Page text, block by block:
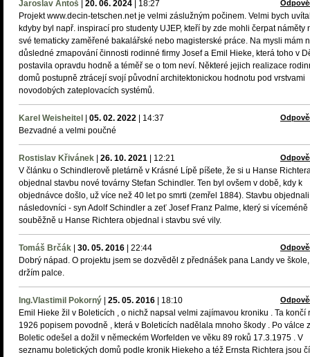
Jaroslav Antoš 20. 06. 2024 18:27
Projekt www.decin-tetschen.net je velmi záslužným počinem. Velmi bych
kdyby byl např. inspirací pro studenty UJEP, kteří by zde mohli čerpat náměty
své tematicky zaměřené bakalářské nebo magisterské práce. Na mysli mám
důsledné zmapování činnosti rodinné firmy Josef a Emil Hieke, která toho v
postavila opravdu hodně a téměř se o tom neví. Některé jejich realizace
domů postupně ztrácejí svojí původní architektonickou hodnotu pod vrstvami
novodobých zateplovacích systémů.
Karel Weisheitel 05. 02. 2022 14:37
Bezvadné a velmi poučné
Rostislav Křivánek 26. 10. 2021 12:21
V článku o Schindlerově pletárně v Krásné Lípě píšete, že si u Hanse
objednal stavbu nové továrny Stefan Schindler. Ten byl ovšem v době, kdy k
objednávce došlo, už více než 40 let po smrti (zemřel 1884). Stavbu
následovníci - syn Adolf Schindler a zeť Josef Franz Palme, který si víceméně
souběžně u Hanse Richtera objednal i stavbu své vily.
Tomáš Brčák 30. 05. 2016 22:44
Dobrý nápad. O projektu jsem se dozvěděl z přednášek pana Landy ve škole,
držím palce.
Ing.Vlastimil Pokorný 25. 05. 2016 18:10
Emil Hieke žil v Boleticích , o nichž napsal velmi zajímavou kroniku . Ta končí
1926 popisem povodně , která v Boleticích nadělala mnoho škody . Po válce z
Boletic odešel a dožil v německém Worfelden ve věku 89 roků 17.3.1975 . V
seznamu boletických domů podle kronik Hiekeho a též Ernsta Richtera jsou